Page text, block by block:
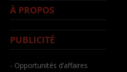
À PROPOS
PUBLICITÉ
- Opportunités d’affaires